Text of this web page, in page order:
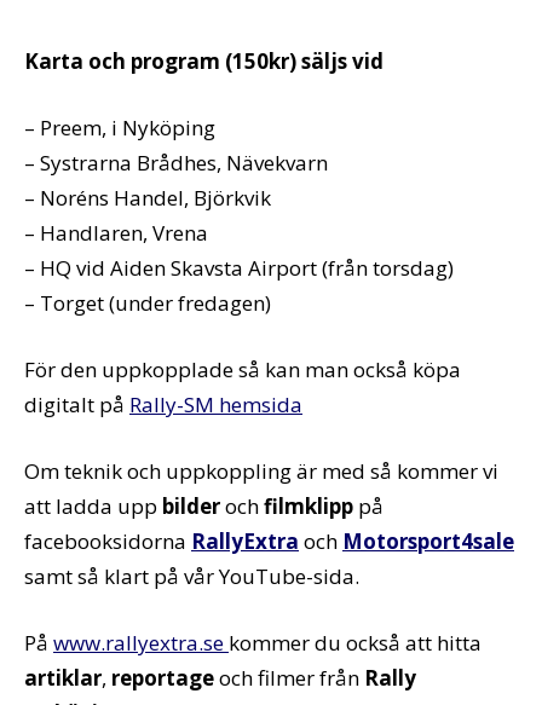
Karta och program (150kr) säljs vid
– Preem, i Nyköping
– Systrarna Brådhes, Nävekvarn
– Noréns Handel, Björkvik
– Handlaren, Vrena
– HQ vid Aiden Skavsta Airport (från torsdag)
– Torget (under fredagen)
För den uppkopplade så kan man också köpa
digitalt på Rally-SM hemsida
Om teknik och uppkoppling är med så kommer vi
att ladda upp bilderochfilmklipp på
facebooksidorna RallyExtra och Motorsport4sale
samt så klart på vår YouTube-sida.
På www.rallyextra.se kommer du också att hitta
artiklar, reportageoch filmer från Rally